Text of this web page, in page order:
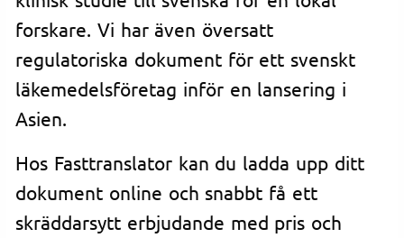
forskare. Vi har även översatt
regulatoriska dokument för ett svenskt
läkemedelsföretag inför en lansering i
Asien.
Hos Fasttranslator kan du ladda upp ditt
dokument online och snabbt få ett
skräddarsytt erbjudande med pris och